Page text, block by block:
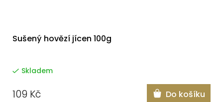
Sušený hovězí jícen 100g
Skladem
109 Kč Do košíku